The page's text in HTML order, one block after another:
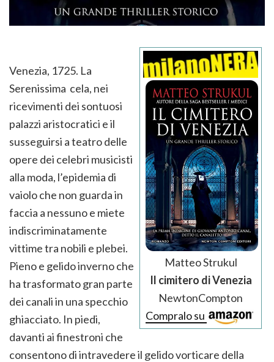
Matteo Strukul
Il cimitero di Venezia
NewtonCompton
Compralo su
Venezia, 1725. La
Serenissima cela, nei
ricevimenti dei sontuosi
palazzi aristocratici e il
susseguirsi a teatro delle
opere dei celebri musicisti
alla moda, l’epidemia di
vaiolo che non guarda in
faccia a nessuno e miete
indiscriminatamente
vittime tra nobili e plebei.
Pieno e gelido inverno che
ha trasformato gran parte
dei canali in una specchio
ghiacciato. In piedi,
davanti ai finestroni che
consentono di intravedere il gelido vorticare della